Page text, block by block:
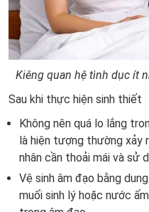
Kiêng quan hệ tình dục ít
Sau khi thực hiện sinh thiết
Không nên quá lo lắng
là hiện tượng thường xảy
nhân cần thoải mái và sử
Vệ sinh âm đạo bằng
muối sinh lý hoặc nước